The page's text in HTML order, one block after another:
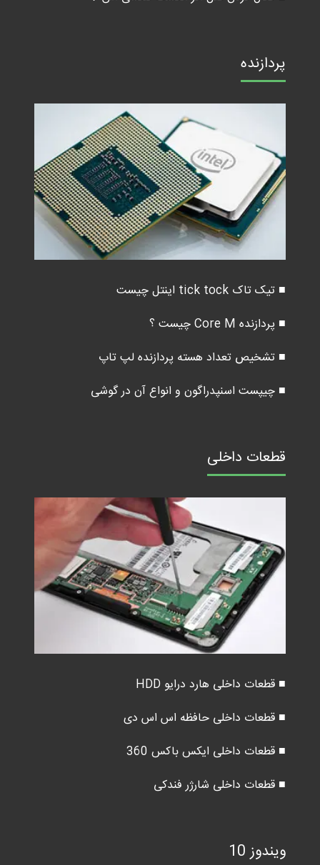
پردازنده
■ تیک تاک tick tock اینتل چیست
■ پردازنده Core M چیست ؟
■ تشخیص تعداد هسته پردازنده لپ تاپ
■ چیپست اسنپدراگون و انواع آن در گوشی
قطعات داخلی
■ قطعات داخلی هارد درایو HDD
■ قطعات داخلی حافظه اس اس دی
■ قطعات داخلی ایکس باکس 360
■ قطعات داخلی شارژر فندکی
ویندوز 10